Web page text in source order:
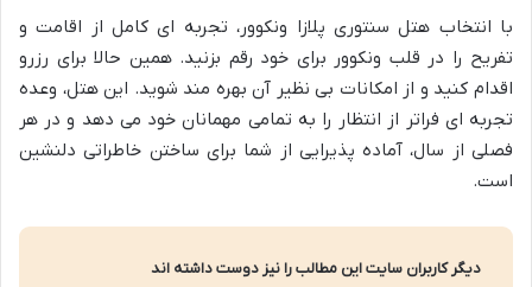
با انتخاب هتل سنتوری پلازا ونکوور، تجربه ای کامل از اقامت و
تفریح را در قلب ونکوور برای خود رقم بزنید. همین حالا برای رزرو
اقدام کنید و از امکانات بی نظیر آن بهره مند شوید. این هتل، وعده
تجربه ای فراتر از انتظار را به تمامی مهمانان خود می دهد و در هر
فصلی از سال، آماده پذیرایی از شما برای ساختن خاطراتی دلنشین
است.
دیگر کاربران سایت این مطالب را نیز دوست داشته اند